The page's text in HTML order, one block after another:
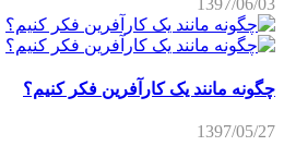
چگونه مانند یک کارآفرین فکر کنیم؟
1397/05/27